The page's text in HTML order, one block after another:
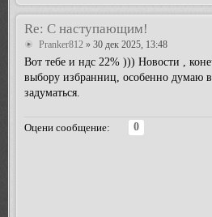
Re: С наступающим!
Pranker812 » 30 дек 2025, 13:48
Вот тебе и ндс 22% ))) Новости ,
выбору избранниц, особенно думаю
задуматься.
Оцени сообщение: 0